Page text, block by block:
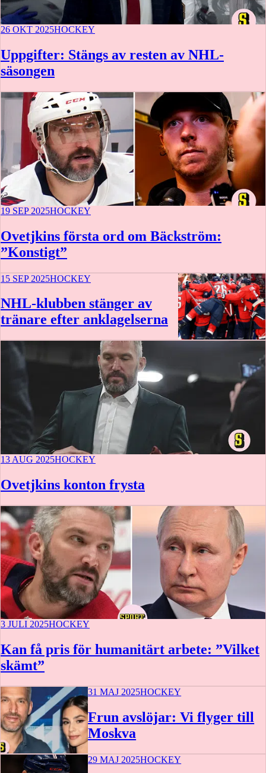
26 OKT 2025HOCKEY
Uppgifter: Stängs av resten av NHL-
säsongen
19 SEP 2025HOCKEY
Ovetjkins första ord om Bäckström:
”Konstigt”
15 SEP 2025HOCKEY
NHL-klubben stänger av
tränare efter anklagelserna
13 AUG 2025HOCKEY
Ovetjkins konton frysta
3 JULI 2025HOCKEY
Kan få pris för humanitärt arbete: ”Vilket
skämt”
31 MAJ 2025HOCKEY
Frun avslöjar: Vi flyger till
Moskva
29 MAJ 2025HOCKEY